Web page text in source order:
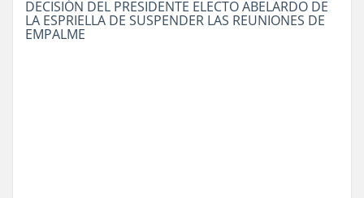
DECISIÓN DEL PRESIDENTE ELECTO ABELARDO DE
LA ESPRIELLA DE SUSPENDER LAS REUNIONES DE
EMPALME